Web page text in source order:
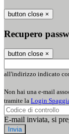
button close ×
Recupero
button close ×
all'indirizzo indicato
Non hai una e-mail
tramite la Login
E-mail inviata, si